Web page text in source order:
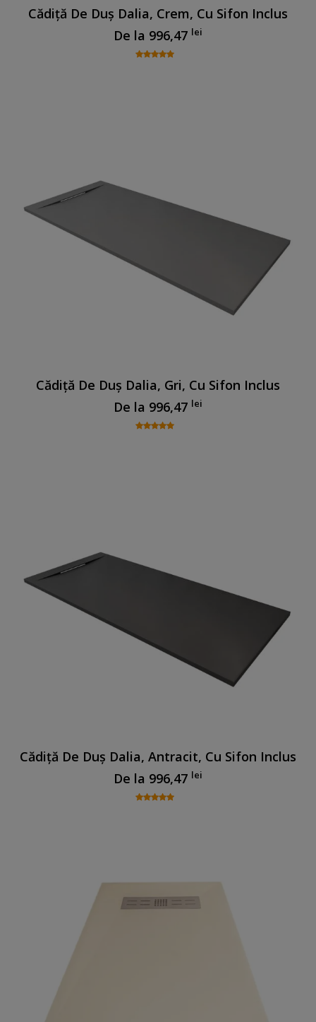
Cădiță De Duș Dalia, Crem, Cu Sifon Inclus
De la 996,47 lei
Cădiță De Duș Dalia, Gri, Cu Sifon Inclus
De la 996,47 lei
Cădiță De Duș Dalia, Antracit, Cu Sifon Inclus
De la 996,47 lei